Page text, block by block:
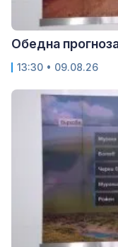
Обедна
13:30 • 09.08.26